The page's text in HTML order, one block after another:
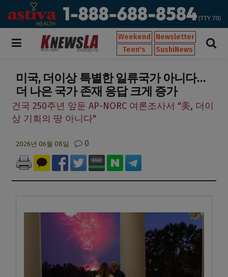
Weekend
Newsletter
Teen's
SushiNews
미국, 더이상 특별한 일류국가 아니다…
더 나은 국가 존재 응답 크게 증가
건국 250주년 앞둔 AP-NORC 여론조사서 "美, 더이
상 기회의 땅 아니다"
2026년 06월 08일 0